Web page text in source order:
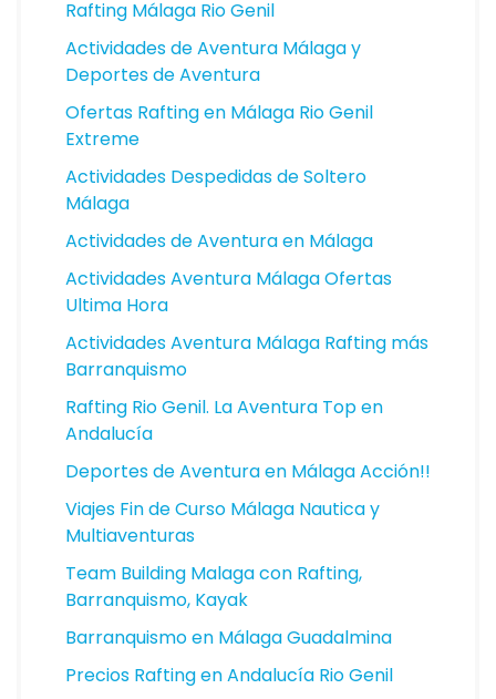
Rafting Málaga Rio Genil
Actividades de Aventura Málaga y
Deportes de Aventura
Ofertas Rafting en Málaga Rio Genil
Extreme
Actividades Despedidas de Soltero
Málaga
Actividades de Aventura en Málaga
Actividades Aventura Málaga Ofertas
Ultima Hora
Actividades Aventura Málaga Rafting más
Barranquismo
Rafting Rio Genil. La Aventura Top en
Andalucía
Deportes de Aventura en Málaga Acción!!
Viajes Fin de Curso Málaga Nautica y
Multiaventuras
Team Building Malaga con Rafting,
Barranquismo, Kayak
Barranquismo en Málaga Guadalmina
Precios Rafting en Andalucía Rio Genil